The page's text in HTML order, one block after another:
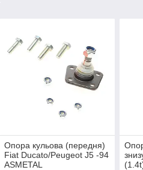
Опора кульова (передня)
Fiat Ducato/Peugeot J5 -94
ASMETAL